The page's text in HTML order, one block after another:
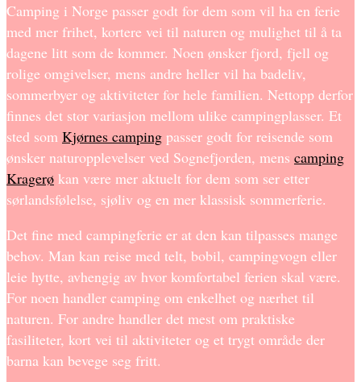
Camping i Norge passer godt for dem som vil ha en ferie
med mer frihet, kortere vei til naturen og mulighet til å ta
dagene litt som de kommer. Noen ønsker fjord, fjell og
rolige omgivelser, mens andre heller vil ha badeliv,
sommerbyer og aktiviteter for hele familien. Nettopp derfor
finnes det stor variasjon mellom ulike campingplasser. Et
sted som Kjørnes camping passer godt for reisende som
ønsker naturopplevelser ved Sognefjorden, mens camping
Kragerø kan være mer aktuelt for dem som ser etter
sørlandsfølelse, sjøliv og en mer klassisk sommerferie.
Det fine med campingferie er at den kan tilpasses mange
behov. Man kan reise med telt, bobil, campingvogn eller
leie hytte, avhengig av hvor komfortabel ferien skal være.
For noen handler camping om enkelhet og nærhet til
naturen. For andre handler det mest om praktiske
fasiliteter, kort vei til aktiviteter og et trygt område der
barna kan bevege seg fritt.